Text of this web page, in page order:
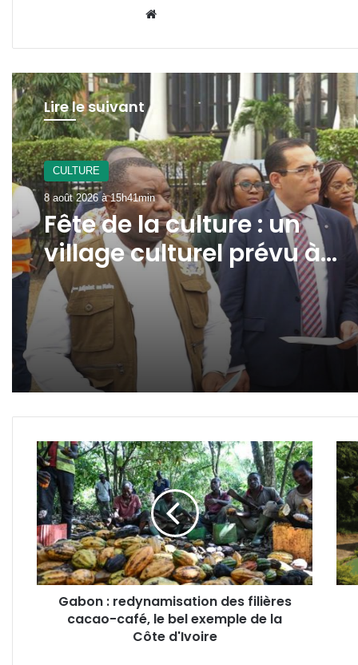
Lire le suivant
CULTURE
8 août 2026 à 15h41min
Fête de la culture : un
village culturel prévu à
l’avenue Jean-Paul II
Gabon
:
redynamisation
des
filières
cacao-
café,
le
bel
exempleGabon : redynamisation des filières
cacao-café, le bel exemple de la
Côte d'Ivoire
:
un
pour
des
sols